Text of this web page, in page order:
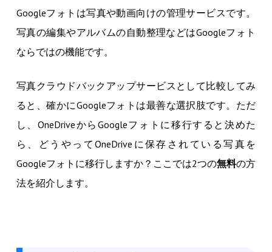
Googleフォトは写真や動画向けの管理サービスです。
写真の編集やアルバムの自動整理などはGoogleフォト
ならではの機能です。
写真クラウドバックアップサービスとして比較してみ
ると、確かにGoogleフォトは最善な選択肢です。ただ
し、OneDriveからGoogleフォトに移行すると決めた
ら、どうやってOneDriveに保存されている写真を
Googleフォトに移行しますか？ここでは2つの無料の方
法を紹介します。